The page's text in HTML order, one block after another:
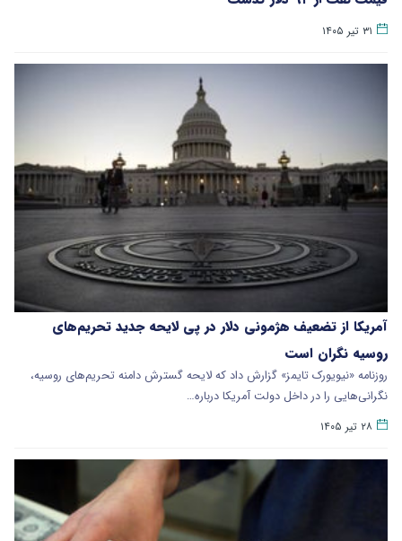
۳۱ تیر ۱۴۰۵
آمریکا از تضعیف هژمونی دلار در پی لایحه جدید تحریم‌های
روسیه نگران است
روزنامه «نیویورک تایمز» گزارش داد که لایحه گسترش دامنه تحریم‌های روسیه،
نگرانی‌هایی را در داخل دولت آمریکا درباره…
۲۸ تیر ۱۴۰۵